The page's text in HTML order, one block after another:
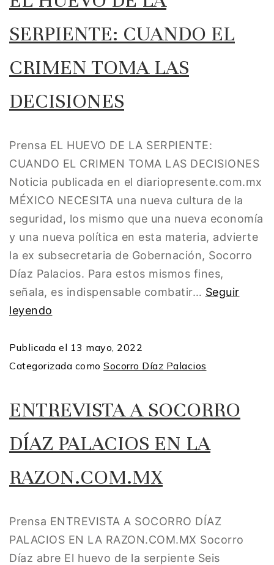
SERPIENTE: CUANDO EL
CRIMEN TOMA LAS
DECISIONES
Prensa EL HUEVO DE LA SERPIENTE:
CUANDO EL CRIMEN TOMA LAS DECISIONES
Noticia publicada en el diariopresente.com.mx
MÉXICO NECESITA una nueva cultura de la
seguridad, los mismo que una nueva economía
y una nueva política en esta materia, advierte
la ex subsecretaria de Gobernación, Socorro
Díaz Palacios. Para estos mismos fines,
señala, es indispensable combatir… Seguir
leyendo
Publicada el 13 mayo, 2022
Categorizada como Socorro Díaz Palacios
ENTREVISTA A SOCORRO
DÍAZ PALACIOS EN LA
RAZON.COM.MX
Prensa ENTREVISTA A SOCORRO DÍAZ
PALACIOS EN LA RAZON.COM.MX Socorro
Díaz abre El huevo de la serpiente Seis